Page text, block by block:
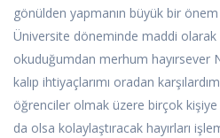
gönülden yapmanın büyük bir
Üniversite döneminde maddi
okuduğumdan merhum hayırsever
kalıp ihtiyaçlarımı oradan
öğrenciler olmak üzere birçok kişiye
da olsa kolaylaştıracak hayırları